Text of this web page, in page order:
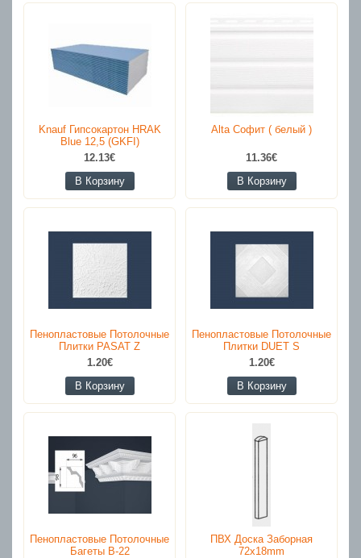
Knauf Гипсокартон HRAK
Blue 12,5 (GKFI)
12.13€
В Корзину
Alta Софит ( белый )
11.36€
В Корзину
Пенопластовые Потолочные
Плитки PASAT Z
1.20€
В Корзину
Пенопластовые Потолочные
Плитки DUET S
1.20€
В Корзину
Пенопластовые Потолочные
Багеты B-22
ПВХ Доска Заборная
72x18mm